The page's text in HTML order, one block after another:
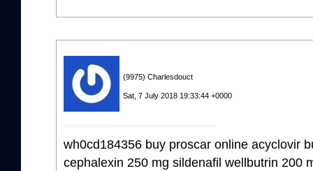
(9975) Charlesdouct
Sat, 7 July 2018 19:33:44 +0000
wh0cd184356 buy proscar online acyclovir
cephalexin 250 mg sildenafil wellbutrin 200